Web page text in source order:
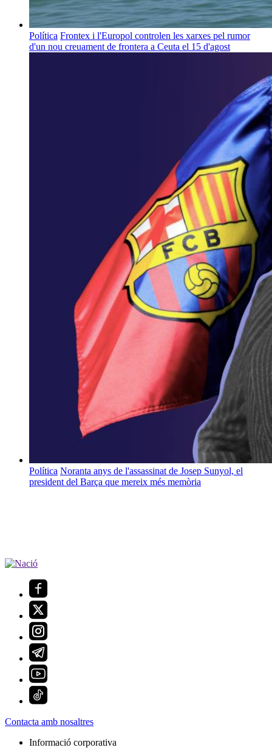
Política Frontex i l'Europol controlen les xarxes pel rumor
d'un nou creuament de frontera a Ceuta el 15 d'agost
Política Noranta anys de l'assassinat de Josep Sunyol, el
president del Barça que mereix més memòria
Contacta amb nosaltres
Informació corporativa